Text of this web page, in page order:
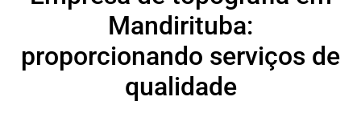
Mandirituba:
proporcionando serviços de
qualidade